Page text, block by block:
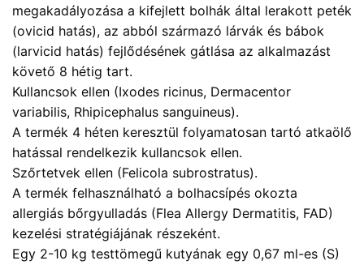
megakadályozása a kifejlett bolhák által lerakott peték
(ovicid hatás), az abból származó lárvák és bábok
(larvicid hatás) fejlődésének gátlása az alkalmazást
követő 8 hétig tart.
Kullancsok ellen (Ixodes ricinus, Dermacentor
variabilis, Rhipicephalus sanguineus).
A termék 4 héten keresztül folyamatosan tartó atkaölő
hatással rendelkezik kullancsok ellen.
Szőrtetvek ellen (Felicola subrostratus).
A termék felhasználható a bolhacsípés okozta
allergiás bőrgyulladás (Flea Allergy Dermatitis, FAD)
kezelési stratégiájának részeként.
Egy 2-10 kg testtömegű kutyának egy 0,67 ml-es (S)